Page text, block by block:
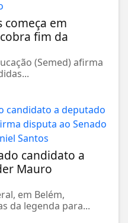
começa em
fim da
(Semed) afirma
candidato a
Mauro
em Belém,
da legenda para...